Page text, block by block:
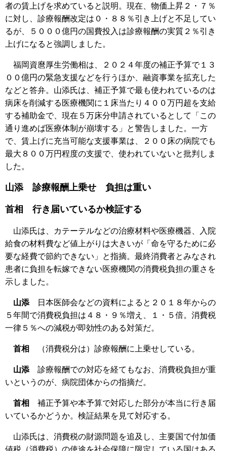
者の賃上げを求めていると説明。現在、物価上昇２・７％
に対し、診療報酬改定は０・８８％引き上げと不足してい
るが、５０００億円の国費投入は診療報酬の実質２％引き
上げになると強調しました。
福岡資麿厚生労働相は、２０２４年度の補正予算で１３
００億円の緊急支援などを行うほか、融資事業を拡充した
などと答弁。山添氏は、補正予算で最も使われているのは
病床を削減する医療機関に１床当たり４００万円超を支給
する補助金で、現在５万床分申請されているとして「この
通り進めば医療体制が崩壊する」と警告しました。一方
で、賃上げに充当可能な支援事業は、２００床の病院でも
最大８００万円程度の支援で、使われていないと批判しま
した。
山添 診療報酬上乗せ 負担は重い
首相 行き届いているか検証する
山添氏は、カテーテルなどの治療材料や医療機器、入院
給食の材料費など値上がりは大きいが「命を守るために必
要な経費で節約できない」と指摘。最終消費者とみなされ
患者に負担を転嫁できない医療機関の消費税負担の重さを
示しました。
山添 日本医師会などの資料によると２０１８年からの
５年間で消費税負担は４８・９％増え、１・５倍。消費税
一律５％への減税が即効性のある対策だ。
首相 （消費税分は）診療報酬に上乗せしている。
山添 診療報酬での対応を経てもなお、消費税負担が重
いというのが、病院団体からの指摘だ。
首相
補正予算や本予算で対応した部分が本当に行き届
いているかどうか。検証結果を見て対応する。
山添氏は、消費税の財源問題を追及し、主要国で付加価